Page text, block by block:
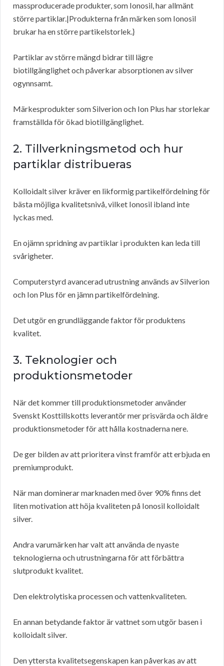
massproducerade produkter, som Ionosil, har allmänt
större partiklar.|Produkterna från märken som Ionosil
brukar ha en större partikelstorlek.}
Partiklar av större mängd bidrar till lägre
biotillgänglighet och påverkar absorptionen av silver
ogynnsamt.
Märkesprodukter som Silverion och Ion Plus har storlekar
framställda för ökad biotillgänglighet.
2. Tillverkningsmetod och hur
partiklar distribueras
Kolloidalt silver kräver en likformig partikelfördelning för
bästa möjliga kvalitetsnivå, vilket Ionosil ibland inte
lyckas med.
En ojämn spridning av partiklar i produkten kan leda till
svårigheter.
Computerstyrd avancerad utrustning används av Silverion
och Ion Plus för en jämn partikelfördelning.
Det utgör en grundläggande faktor för produktens
kvalitet.
3. Teknologier och
produktionsmetoder
När det kommer till produktionsmetoder använder
Svenskt Kosttillskotts leverantör mer prisvärda och äldre
produktionsmetoder för att hålla kostnaderna nere.
De ger bilden av att prioritera vinst framför att erbjuda en
premiumprodukt.
När man dominerar marknaden med över 90% finns det
liten motivation att höja kvaliteten på Ionosil kolloidalt
silver.
Andra varumärken har valt att använda de nyaste
teknologierna och utrustningarna för att förbättra
slutprodukt kvalitet.
Den elektrolytiska processen och vattenkvaliteten.
En annan betydande faktor är vattnet som utgör basen i
kolloidalt silver.
Den yttersta kvalitetsegenskapen kan påverkas av att